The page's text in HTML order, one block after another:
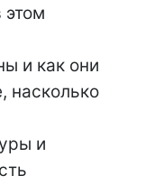
этом
и как они
насколько
и